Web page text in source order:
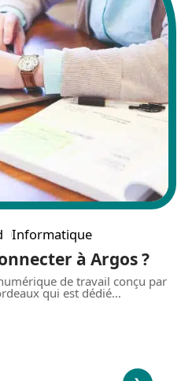
Informatique
à Argos ?
de travail conçu par
qui est dédié…